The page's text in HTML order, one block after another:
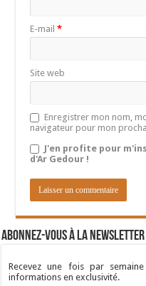
E-mail*
Site web
Enregistrer mon nom,
navigateur pour mon
J'en profite pour
d'Ar Gedour !
Abonnez-vous à la newsletter
Recevez une fois par
informations en exclusivité.